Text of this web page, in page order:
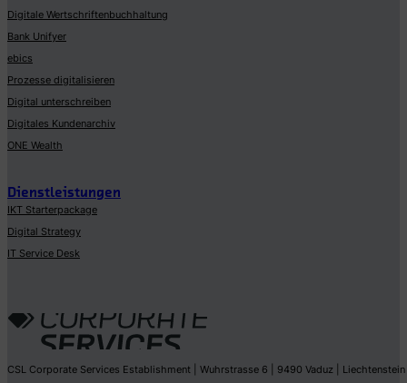
Digitale Wertschriftenbuchhaltung
Bank Unifyer
ebics
Prozesse digitalisieren
Digital unterschreiben
Digitales Kundenarchiv
ONE Wealth
Dienstleistungen
IKT Starterpackage
Digital Strategy
IT Service Desk
CSL Corporate Services Establishment | Wuhrstrasse 6 | 9490 Vaduz | Liechtenstein